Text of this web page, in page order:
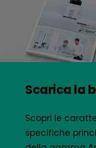
Scarica la
Scopri le
specifiche